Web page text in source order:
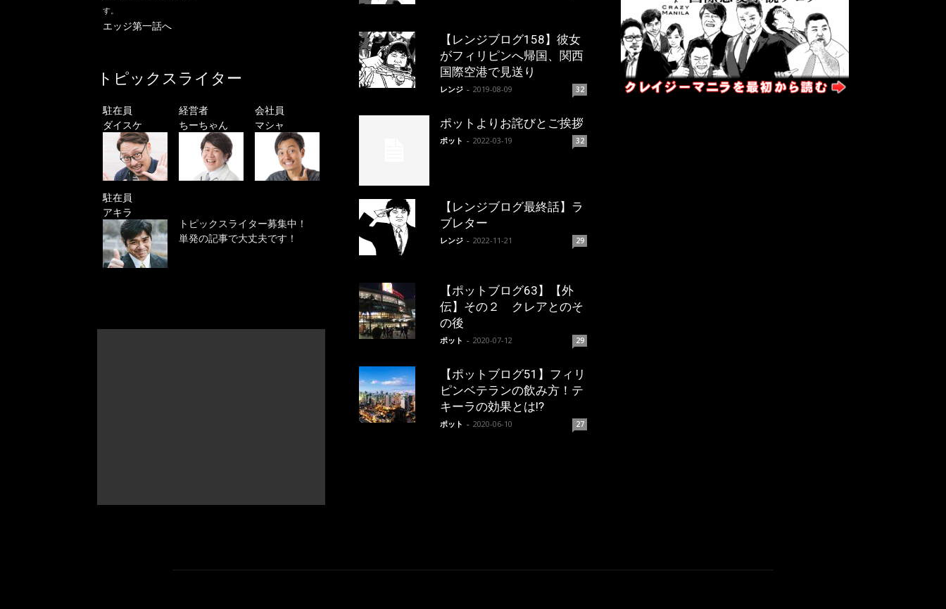
す。
エッジ第一話へ
トピックスライター
駐在員
ダイスケ
経営者
ちーちゃん
会社員
マシャ
駐在員
アキラ
トピックスライター募集中！
単発の記事で大丈夫です！
【レンジブログ158】彼女
がフィリピンへ帰国、関西
国際空港で見送り
レンジ - 2019-08-09 32
ポットよりお詫びとご挨拶
ポット - 2022-03-19 32
【レンジブログ最終話】ラ
ブレター
レンジ - 2022-11-21 29
【ポットブログ63】【外
伝】その２ クレアとのそ
の後
ポット - 2020-07-12 29
【ポットブログ51】フィリ
ピンベテランの飲み方！テ
キーラの効果とは!?
ポット - 2020-06-10 27